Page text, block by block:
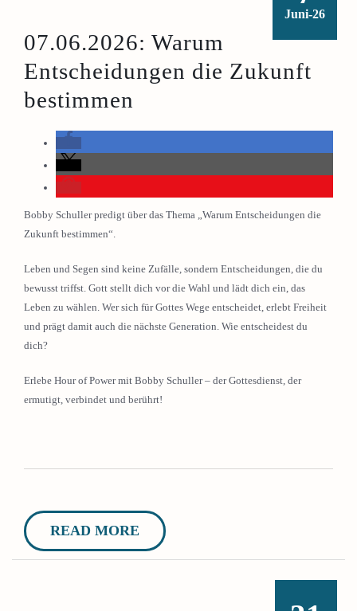
Juni-26
07.06.2026: Warum
Entscheidungen die Zukunft
bestimmen
Bobby Schuller predigt über das Thema „Warum Entscheidungen die
Zukunft bestimmen“.
Leben und Segen sind keine Zufälle, sondern Entscheidungen, die du
bewusst triffst. Gott stellt dich vor die Wahl und lädt dich ein, das
Leben zu wählen. Wer sich für Gottes Wege entscheidet, erlebt Freiheit
und prägt damit auch die nächste Generation. Wie entscheidest du
dich?
Erlebe Hour of Power mit Bobby Schuller – der Gottesdienst, der
ermutigt, verbindet und berührt!
READ MORE